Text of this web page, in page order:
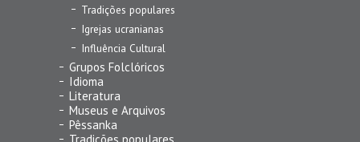
Tradições populares
Igrejas ucranianas
Influência Cultural
Grupos Folclóricos
Idioma
Literatura
Museus e Arquivos
Pêssanka